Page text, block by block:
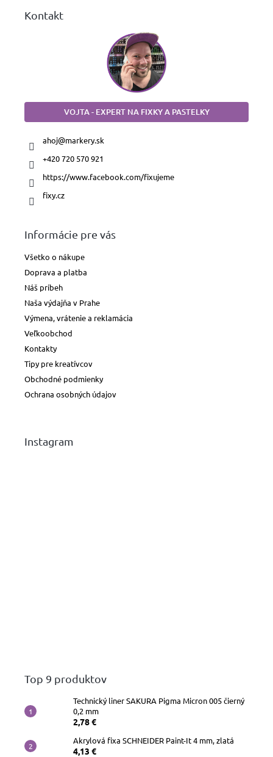
Kontakt
VOJTA - EXPERT NA FIXKY A PASTELKY
ahoj@markery.sk
+420 720 570 921
https://www.facebook.com/fixujeme
fixy.cz
Informácie pre vás
Všetko o nákupe
Doprava a platba
Náš príbeh
Naša výdajňa v Prahe
Výmena, vrátenie a reklamácia
Veľkoobchod
Kontakty
Tipy pre kreatívcov
Obchodné podmienky
Ochrana osobných údajov
Instagram
Top 9 produktov
Technický liner SAKURA Pigma Micron 005 čierný
0,2 mm
2,78 €
Akrylová fixa SCHNEIDER Paint-It 4 mm, zlatá
4,13 €